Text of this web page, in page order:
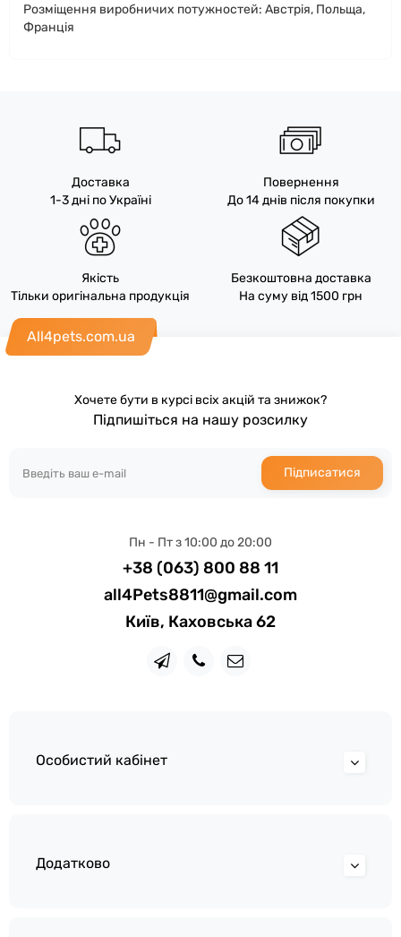
Розміщення виробничих потужностей: Австрія, Польща,
Франція
Доставка
1-3 дні по Україні
Повернення
До 14 днів після покупки
Якість
Тільки оригінальна продукція
Безкоштовна доставка
На суму від 1500 грн
All4pets.com.ua
Хочете бути в курсі всіх акцій та знижок?
Підпишіться на нашу розсилку
Підписатися
Пн - Пт з 10:00 до 20:00
+38 (063) 800 88 11
all4Pets8811@gmail.com
Київ, Каховська 62
Особистий кабінет
Додатково